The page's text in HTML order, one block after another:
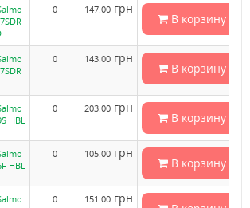
0 147.00 грн
В корзину
0 143.00 грн
В корзину
HBL
0 203.00 грн
В корзину
HBL
0 105.00 грн
В корзину
0 151.00 грн